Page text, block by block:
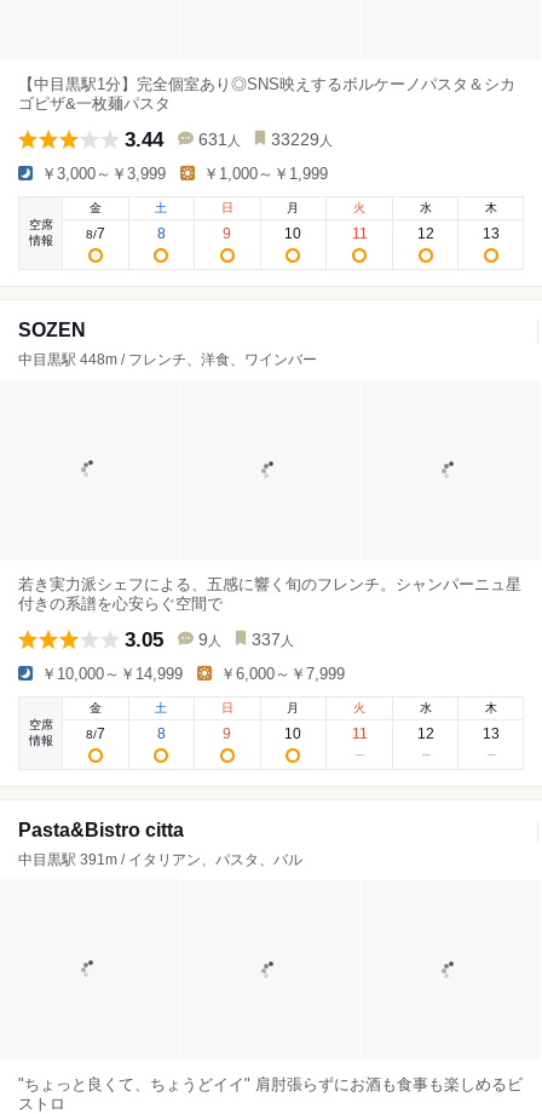
【中目黒駅1分】完全個室あり◎SNS映えするボルケーノパスタ＆シカ
ゴピザ&一枚麺パスタ
3.44 631 人 33229 人
￥3,000～￥3,999 ￥1,000～￥1,999
空席
情報
金
8/7
土
8
日
9
月
10
火
11
水
12
木
13
SOZEN
中目黒駅 448m / フレンチ、洋食、ワインバー
若き実力派シェフによる、五感に響く旬のフレンチ。シャンパーニュ星
付きの系譜を心安らぐ空間で
3.05 9 人 337 人
￥10,000～￥14,999 ￥6,000～￥7,999
空席
情報
金
8/7
土
8
日
9
月
10
火
11
水
12
木
13
Pasta&Bistro citta
中目黒駅 391m / イタリアン、パスタ、バル
"ちょっと良くて、ちょうどイイ" 肩肘張らずにお酒も食事も楽しめるビ
ストロ